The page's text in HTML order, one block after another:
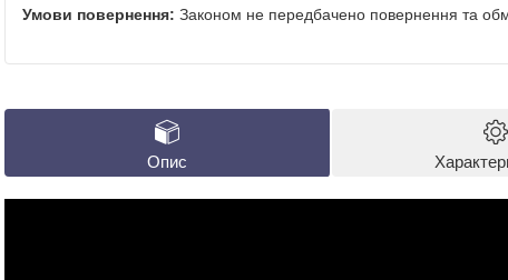
Законом не передбачено повернення та
Опис